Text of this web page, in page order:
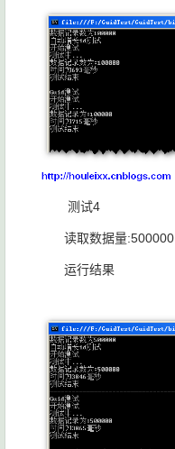
测试4
读取数据量:500000
运行结果